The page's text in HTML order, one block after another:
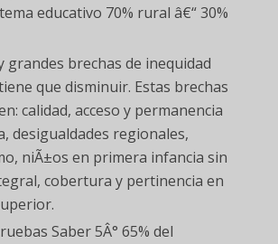
educativo 70% rural â€“ 30%
grandes brechas de inequidad
que disminuir. Estas brechas
calidad, acceso y permanencia
desigualdades regionales,
niÃ±os en primera infancia sin
cobertura y pertinencia en
Saber 5Â° 65% del